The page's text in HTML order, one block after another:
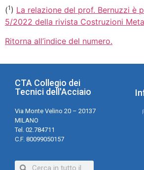
(1 ) La relazione del prof. Bernuzzi è
5/2022 della rivista Costruzioni
Ritorna all’indice del numero.
CTA Collegio dei
Tecnici dell'Acciaio
Via Monte Velino 20 – 20137
MILANO
Tel. 02.784711
C.F. 80099050157